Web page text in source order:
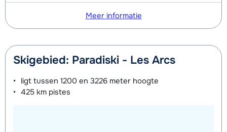
Meer informatie
Skigebied: Paradiski - Les Arcs
ligt tussen 1200 en 3226 meter hoogte
425 km pistes